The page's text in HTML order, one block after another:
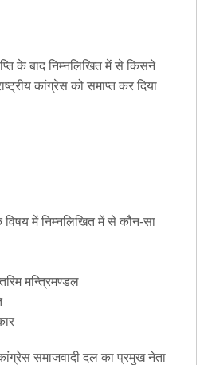
के बाद निम्नलिखित में से किसने
कांग्रेस को समाप्त कर दिया
में निम्नलिखित में से कौन-सा
मन्त्रिमण्डल
समाजवादी दल का प्रमुख नेता